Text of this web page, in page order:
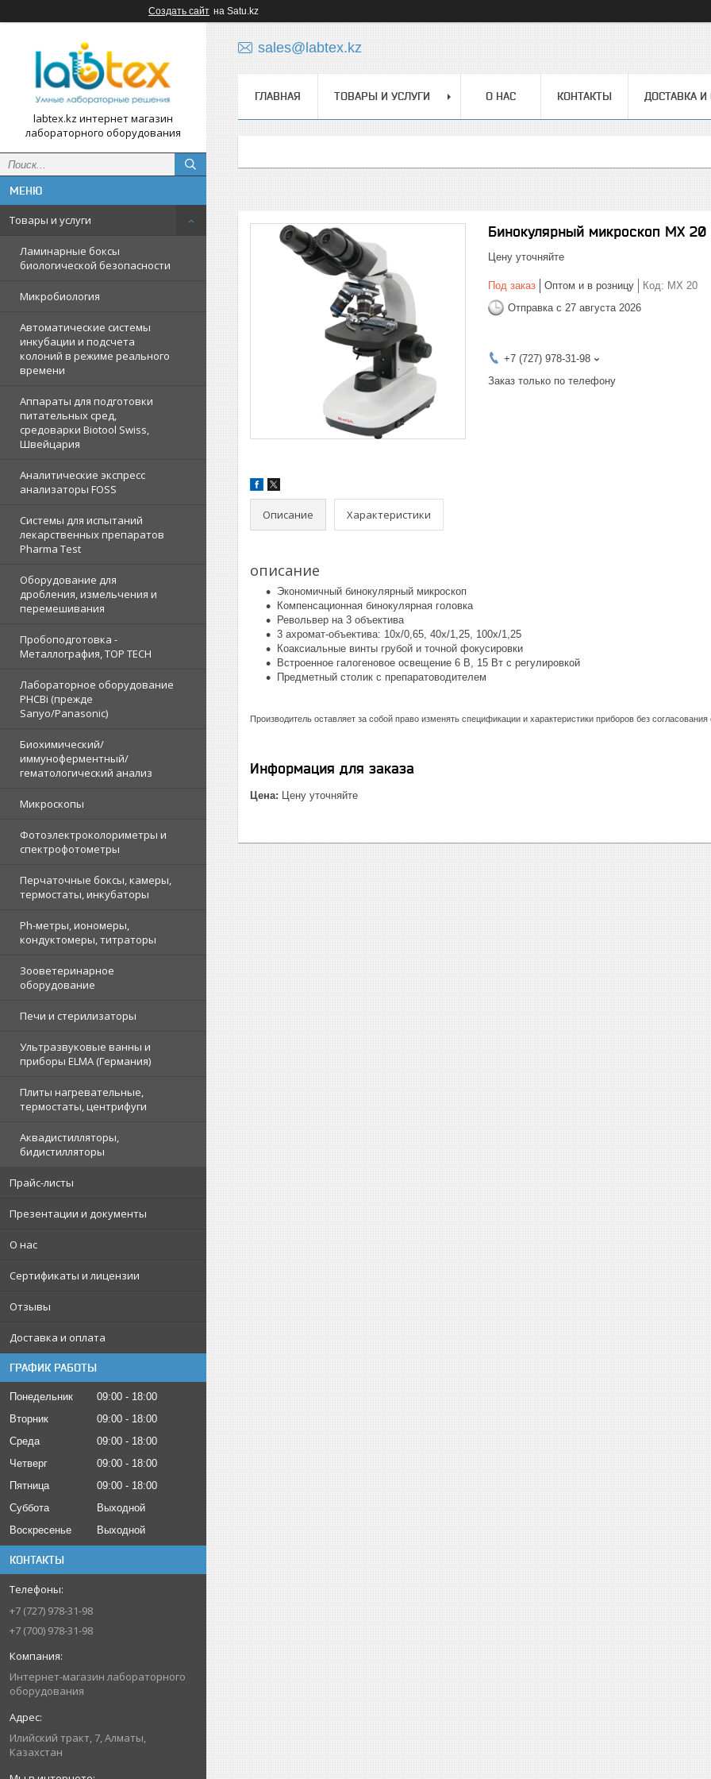
Создать сайт на Satu.kz
labtex.kz интернет магазин
лабораторного оборудования
Товары и услуги
Ламинарные боксы
биологической безопасности
Микробиология
Автоматические системы
инкубации и подсчета
колоний в режиме реального
времени
Аппараты для подготовки
питательных сред,
средоварки Biotool Swiss,
Швейцария
Аналитические экспресс
анализаторы FOSS
Системы для испытаний
лекарственных препаратов
Pharma Test
Оборудование для
дробления, измельчения и
перемешивания
Пробоподготовка -
Металлография, TOP TECH
Лабораторное оборудование
PHCBi (прежде
Sanyo/Panasonic)
Биохимический/
иммуноферментный/
гематологический анализ
Микроскопы
Фотоэлектроколориметры и
спектрофотометры
Перчаточные боксы, камеры,
термостаты, инкубаторы
Ph-метры, иономеры,
кондуктомеры, титраторы
Зооветеринарное
оборудование
Печи и стерилизаторы
Ультразвуковые ванны и
приборы ELMA (Германия)
Плиты нагревательные,
термостаты, центрифуги
Аквадистилляторы,
бидистилляторы
Прайс-листы
Презентации и документы
О нас
Сертификаты и лицензии
Отзывы
Доставка и оплата
ГРАФИК РАБОТЫ
Понедельник 09:00
18:00
Вторник
09:00
18:00
Среда
09:00
18:00
Четверг
09:00
18:00
Пятница
09:00
18:00
Суббота
Выходной
Воскресенье
Выходной
КОНТАКТЫ
+7 (727) 978-31-98
+7 (700) 978-31-98
Интернет-магазин лабораторного
оборудования
Илийский тракт, 7, Алматы,
Казахстан
sales@labtex.kz
ГЛАВНАЯ ТОВАРЫ И УСЛУГИ О НАС КОНТАКТЫ ДОСТАВКА И
Бинокулярный микроскоп MX 20
Цену уточняйте
Под заказ Оптом и в розницу Код: MX 20
Отправка с 27 августа 2026
+7 (727) 978-31-98
Заказ только по телефону
Описание Характеристики
описание
Экономичный бинокулярный микроскоп
Компенсационная бинокулярная головка
Револьвер на 3 объектива
3 ахромат-объектива: 10х/0,65, 40х/1,25, 100x/1,25
Коаксиальные винты грубой и точной фокусировки
Встроенное галогеновое освещение 6 B, 15 Вт с регулировкой
Предметный столик с препаратоводителем
Производитель оставляет за собой право изменять спецификации и характеристики приборов без согласования
Информация для заказа
Цена: Цену уточняйте